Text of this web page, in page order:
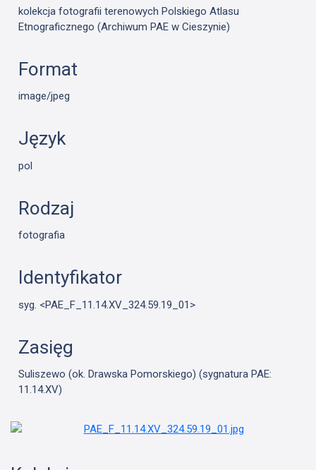
kolekcja fotografii terenowych Polskiego Atlasu
Etnograficznego (Archiwum PAE w Cieszynie)
Format
image/jpeg
Język
pol
Rodzaj
fotografia
Identyfikator
syg. <PAE_F_11.14.XV_324.59.19_01>
Zasięg
Suliszewo (ok. Drawska Pomorskiego) (sygnatura PAE:
11.14.XV)